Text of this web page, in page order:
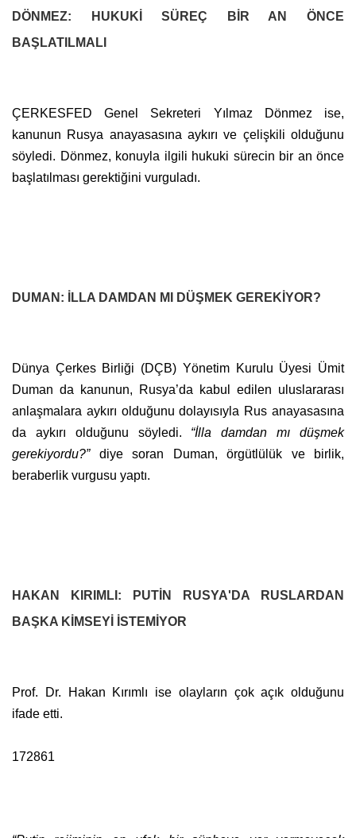
DÖNMEZ: HUKUKİ SÜREÇ BİR AN ÖNCE
BAŞLATILMALI
ÇERKESFED Genel Sekreteri Yılmaz Dönmez ise,
kanunun Rusya anayasasına aykırı ve çelişkili olduğunu
söyledi. Dönmez, konuyla ilgili hukuki sürecin bir an önce
başlatılması gerektiğini vurguladı.
DUMAN: İLLA DAMDAN MI DÜŞMEK GEREKİYOR?
Dünya Çerkes Birliği (DÇB) Yönetim Kurulu Üyesi Ümit
Duman da kanunun, Rusya’da kabul edilen uluslararası
anlaşmalara aykırı olduğunu dolayısıyla Rus anayasasına
da aykırı olduğunu söyledi. “İlla damdan mı düşmek
gerekiyordu?”diye soran Duman, örgütlülük ve birlik,
beraberlik vurgusu yaptı.
HAKAN KIRIMLI: PUTİN RUSYA'DA RUSLARDAN
BAŞKA KİMSEYİ İSTEMİYOR
Prof. Dr. Hakan Kırımlı ise olayların çok açık olduğunu
ifade etti.
172861